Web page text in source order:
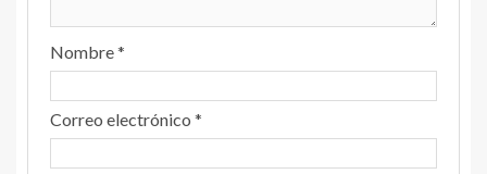
Nombre*
Correo electrónico *